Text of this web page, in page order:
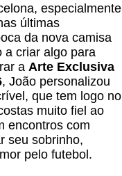
especialmente
últimas
da nova camisa
a criar algo para
a Arte Exclusiva
, João personalizou
que tem logo no
muito fiel ao
encontros com
seu sobrinho,
pelo futebol.